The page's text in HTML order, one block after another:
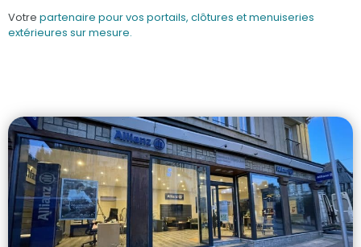
Votre partenaire pour vos portails, clôtures et menuiseries
extérieures sur mesure.